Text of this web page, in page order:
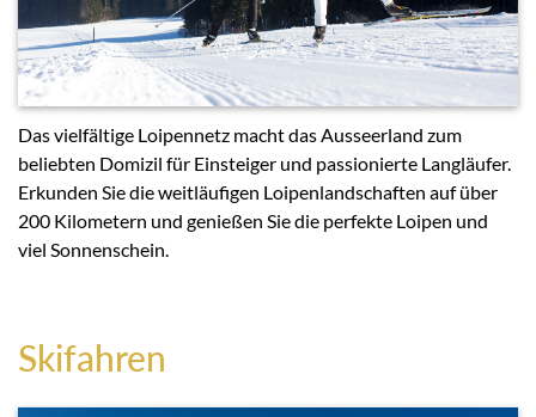
Das vielfältige Loipennetz macht das Ausseerland zum
beliebten Domizil für Einsteiger und passionierte Langläufer.
Erkunden Sie die weitläufigen Loipenlandschaften auf über
200 Kilometern und genießen Sie die perfekte Loipen und
viel Sonnenschein.
Skifahren